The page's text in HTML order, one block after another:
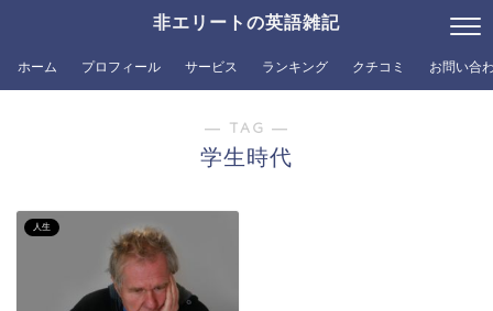
非エリートの英語雑記
ホーム プロフィール サービス ランキング クチコミ お問い合
― TAG ―
学生時代
人生